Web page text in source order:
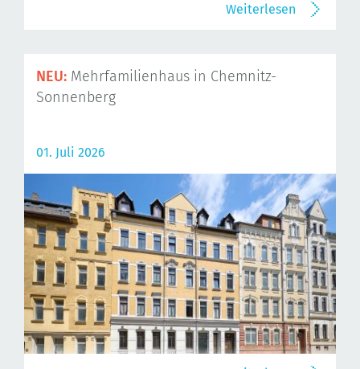
Weiterlesen
NEU: Mehrfamilienhaus in Chemnitz-
Sonnenberg
01. Juli 2026